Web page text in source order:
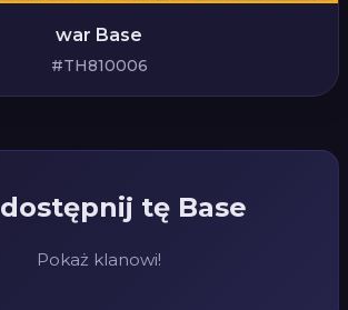
war Base
#TH810006
tę Base
Pokaż klanowi!